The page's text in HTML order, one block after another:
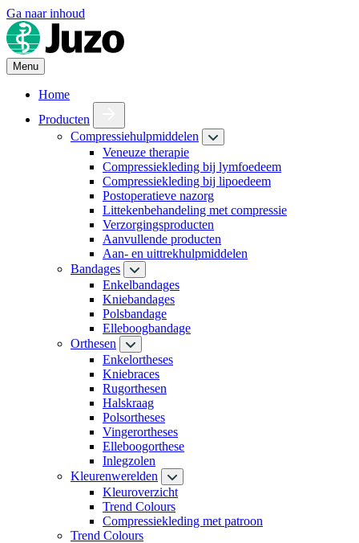
Ga naar inhoud
Menu
Home
Producten
Compressiehulpmiddelen
Veneuze therapie
Compressiekleding bij lymfoedeem
Compressiekleding bij lipoedeem
Postoperatieve nazorg
Littekenbehandeling met compressie
Verzorgingsproducten
Aanvullende producten
Aan- en uittrekhulpmiddelen
Bandages
Enkelbandages
Kniebandages
Polsbandage
Elleboogbandage
Orthesen
Enkelortheses
Kniebraces
Rugorthesen
Halskraag
Polsortheses
Vingerortheses
Elleboogorthese
Inlegzolen
Kleurenwerelden
Kleuroverzicht
Trend Colours
Compressiekleding met patroon
Trend Colours